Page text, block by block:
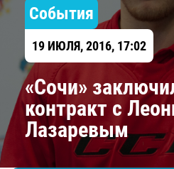
События
19 ИЮЛЯ, 2016, 17:02
«Сочи»
контракт с
Лазаревым